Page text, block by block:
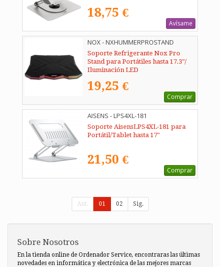
18,75 €
Avísame
NOX - NXHUMMERPROSTAND
Soporte Refrigerante Nox Pro
Stand para Portátiles hasta 17.3"/
Iluminación LED
19,25 €
Comprar
AISENS - LPS4XL-181
Soporte AisensLPS4XL-181 para
Portátil/Tablet hasta 17"
21,50 €
Comprar
Ant. 01 02 Sig.
Sobre Nosotros
En la tienda online de Ordenador Service, encontraras las últimas
novedades en informática y electrónica de las mejores marcas